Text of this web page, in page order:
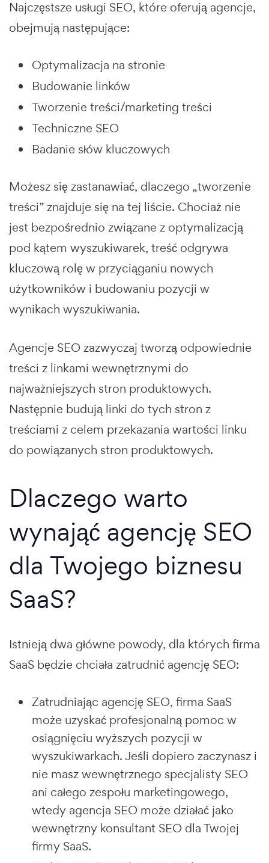
Najczęstsze usługi SEO, które oferują agencje,
obejmują następujące:
Optymalizacja na stronie
Budowanie linków
Tworzenie treści/marketing treści
Techniczne SEO
Badanie słów kluczowych
Możesz się zastanawiać, dlaczego „tworzenie
treści” znajduje się na tej liście. Chociaż nie
jest bezpośrednio związane z optymalizacją
pod kątem wyszukiwarek, treść odgrywa
kluczową rolę w przyciąganiu nowych
użytkowników i budowaniu pozycji w
wynikach wyszukiwania.
Agencje SEO zazwyczaj tworzą odpowiednie
treści z linkami wewnętrznymi do
najważniejszych stron produktowych.
Następnie budują linki do tych stron z
treściami z celem przekazania wartości linku
do powiązanych stron produktowych.
Dlaczego warto
wynająć agencję SEO
dla Twojego biznesu
SaaS?
Istnieją dwa główne powody, dla których firma
SaaS będzie chciała zatrudnić agencję SEO:
Zatrudniając agencję SEO, firma SaaS
może uzyskać profesjonalną pomoc w
osiągnięciu wyższych pozycji w
wyszukiwarkach. Jeśli dopiero zaczynasz i
nie masz wewnętrznego specjalisty SEO
ani całego zespołu marketingowego,
wtedy agencja SEO może działać jako
wewnętrzny konsultant SEO dla Twojej
firmy SaaS.